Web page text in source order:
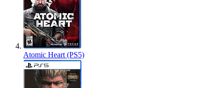
Atomic Heart (PS5)